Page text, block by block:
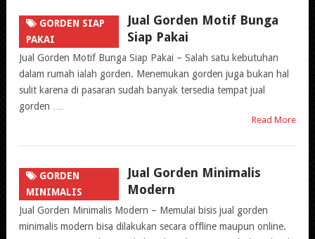
GORDEN SIAP
PAKAI
Jual Gorden Motif Bunga
Siap Pakai
Jual Gorden Motif Bunga Siap Pakai – Salah satu kebutuhan
dalam rumah ialah gorden. Menemukan gorden juga bukan hal
sulit karena di pasaran sudah banyak tersedia tempat jual
gorden …
Read More
GORDEN
MINIMALIS
Jual Gorden Minimalis
Modern
Jual Gorden Minimalis Modern – Memulai bisis jual gorden
minimalis modern bisa dilakukan secara offline maupun online.